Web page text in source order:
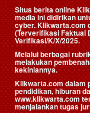
Situs berita online
media ini didirikan
cyber. Klikwarta.com
(Terverifikasi Faktual
Verifikasi/K/X/2025.
Melalui berbagai
melakukan
kekiniannya.
Klikwarta.com dalam
pendidikan, hiburan
www.klikwarta.com
menjalankan tugas